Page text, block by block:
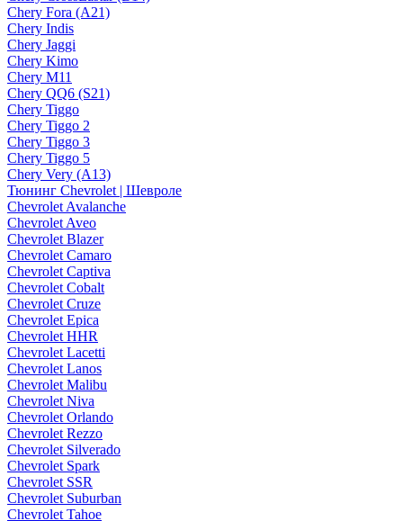
Chery Fora (A21)
Chery Indis
Chery Jaggi
Chery Kimo
Chery M11
Chery QQ6 (S21)
Chery Tiggo
Chery Tiggo 2
Chery Tiggo 3
Chery Tiggo 5
Chery Very (A13)
Тюнинг Chevrolet | Шевроле
Chevrolet Avalanche
Chevrolet Aveo
Chevrolet Blazer
Chevrolet Camaro
Chevrolet Captiva
Chevrolet Cobalt
Chevrolet Cruze
Chevrolet Epica
Chevrolet HHR
Chevrolet Lacetti
Chevrolet Lanos
Chevrolet Malibu
Chevrolet Niva
Chevrolet Orlando
Chevrolet Rezzo
Chevrolet Silverado
Chevrolet Spark
Chevrolet SSR
Chevrolet Suburban
Chevrolet Tahoe